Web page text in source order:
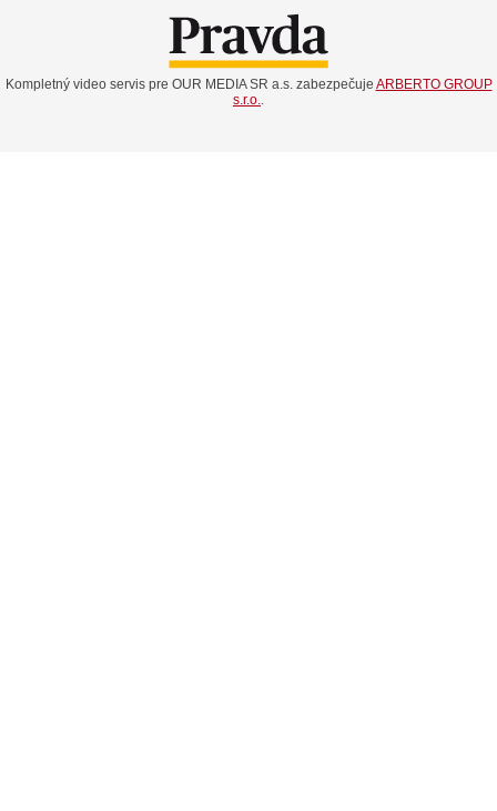
Kompletný video servis pre OUR MEDIA SR a.s. zabezpečuje ARBERTO GROUP
s.r.o.